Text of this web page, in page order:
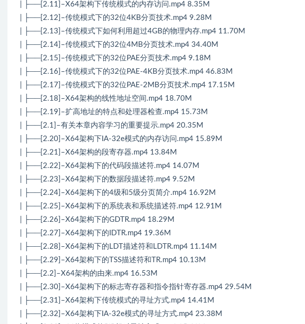
| ├──[2.11]–X64架构下传统模式的内存访问.mp4 8.35M
| ├──[2.12]–传统模式下的32位4KB分页技术.mp4 9.28M
| ├──[2.13]–传统模式下如何利用超过4GB的物理内存.mp4 11.70M
| ├──[2.14]–传统模式下的32位4MB分页技术.mp4 34.40M
| ├──[2.15]–传统模式下的32位PAE分页技术.mp4 9.18M
| ├──[2.16]–传统模式下的32位PAE-4KB分页技术.mp4 46.83M
| ├──[2.17]–传统模式下的32位PAE-2MB分页技术.mp4 17.15M
| ├──[2.18]–X64架构的线性地址空间.mp4 18.70M
| ├──[2.19]–扩高地址的特点和处理器检查.mp4 15.73M
| ├──[2.1]–有关本章内容学习的重要提示.mp4 20.35M
| ├──[2.20]–X64架构下IA-32e模式的内存访问.mp4 15.89M
| ├──[2.21]–X64架构的段寄存器.mp4 13.84M
| ├──[2.22]–X64架构下的代码段描述符.mp4 14.07M
| ├──[2.23]–X64架构下的数据段描述符.mp4 9.52M
| ├──[2.24]–X64架构下的4级和5级分页简介.mp4 16.92M
| ├──[2.25]–X64架构下的系统表和系统描述符.mp4 12.91M
| ├──[2.26]–X64架构下的GDTR.mp4 18.29M
| ├──[2.27]–X64架构下的IDTR.mp4 19.36M
| ├──[2.28]–X64架构下的LDT描述符和LDTR.mp4 11.14M
| ├──[2.29]–X64架构下的TSS描述符和TR.mp4 10.13M
| ├──[2.2]–X64架构的由来.mp4 16.53M
| ├──[2.30]–X64架构下的标志寄存器和指令指针寄存器.mp4 29.54M
| ├──[2.31]–X64架构下传统模式的寻址方式.mp4 14.41M
| ├──[2.32]–X64架构下IA-32e模式的寻址方式.mp4 23.38M